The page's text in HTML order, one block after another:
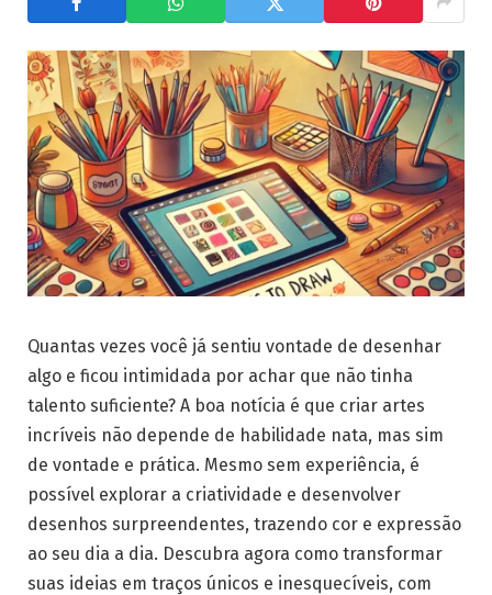
Quantas vezes você já sentiu vontade de desenhar
algo e ficou intimidada por achar que não tinha
talento suficiente? A boa notícia é que criar artes
incríveis não depende de habilidade nata, mas sim
de vontade e prática. Mesmo sem experiência, é
possível explorar a criatividade e desenvolver
desenhos surpreendentes, trazendo cor e expressão
ao seu dia a dia. Descubra agora como transformar
suas ideias em traços únicos e inesquecíveis, com